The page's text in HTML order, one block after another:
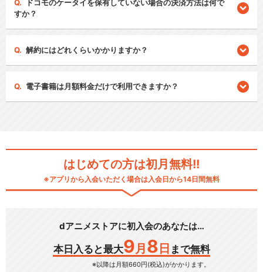
ドコモのケータイを保有していない場合の決済方法は何で
すか？
解約にはどれくらいかかりますか？
電子書籍は月額料金だけで利用できますか？
はじめての方は初月無料!!
※アプリから入会いただく場合は入会日から14日間無料
dアニメストアに初入会のあなたは…
本日入ると最大9 月 8 日 まで無料
※以降は月額660円(税込)がかかります。